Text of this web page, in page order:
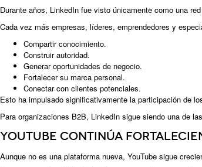
Durante años, LinkedIn fue visto únicamente como una
Cada vez más empresas, líderes, emprendedores y
Compartir conocimiento.
Construir autoridad.
Generar oportunidades de negocio.
Fortalecer su marca personal.
Conectar con clientes potenciales.
Esto ha impulsado significativamente la participación de
Para organizaciones B2B, LinkedIn sigue siendo una de
YouTube continúa
Aunque no es una plataforma nueva, YouTube sigue